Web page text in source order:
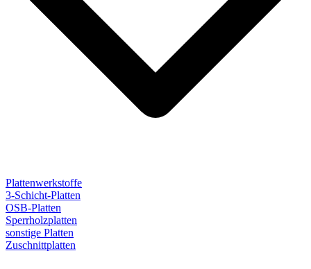
Plattenwerkstoffe
3-Schicht-Platten
OSB-Platten
Sperrholzplatten
sonstige Platten
Zuschnittplatten